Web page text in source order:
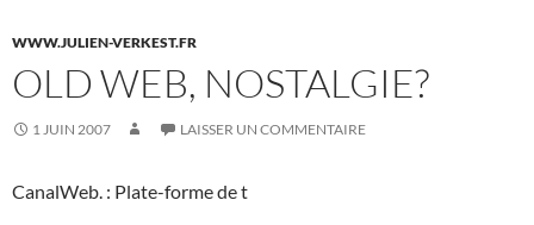
WWW.JULIEN-VERKEST.FR
OLD WEB, NOSTALGIE?
1 JUIN 2007 LAISSER UN COMMENTAIRE
CanalWeb. : Plate-forme de t